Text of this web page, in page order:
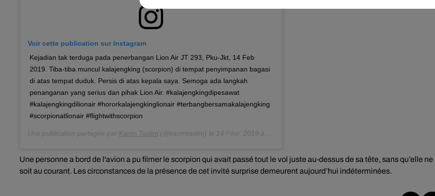
Voir cette publication sur Instagram
Kejadian tak terduga pada penerbangan Lion Air JT 293, Pku-Jkt, 14 Feb
2019. Tiba-tiba muncul kalajengking (scorpion) di tempat penyimpanan bagasi
di atas tempat duduk. Persis di atas kepala saya. Semoga ada langkah
penanganan yang serius dan pihak Lion Air. #kalajengkingdipesawat
#kalajengkingdilionair #hororkalajengkinglionair #terbangbersamakalajengking
#scorpionatlionair #flightwithscorpion
Une publication partagée par Karim Taslim (@karimtaslim) le 14 Févr. 2019 à 6 :24 PST
Une personne a bord de l'avion a pu filmer le scorpion qui avait passé tout le vol juste au-dessus de sa tête, sans qu’elle ne
soit au courant. Les circonstances de la présence de cet invité surprise demeurent aujourd’hui indéterminées.